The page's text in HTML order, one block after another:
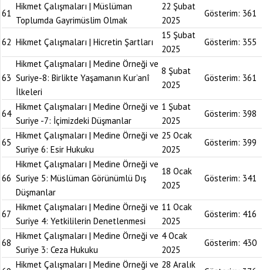
61
Hikmet Çalışmaları | Müslüman
Toplumda Gayrimüslim Olmak
22 Şubat
2025
Gösterim: 361
62 Hikmet Çalışmaları | Hicretin Şartları
15 Şubat
2025
Gösterim: 355
63
Hikmet Çalışmaları | Medine Örneği ve
Suriye-8: Birlikte Yaşamanın Kur’anî
İlkeleri
8 Şubat
2025
Gösterim: 361
64
Hikmet Çalışmaları | Medine Örneği ve
Suriye -7: İçimizdeki Düşmanlar
1 Şubat
2025
Gösterim: 398
65
Hikmet Çalışmaları | Medine Örneği ve
Suriye 6: Esir Hukuku
25 Ocak
2025
Gösterim: 399
66
Hikmet Çalışmaları | Medine Örneği ve
Suriye 5: Müslüman Görünümlü Dış
Düşmanlar
18 Ocak
2025
Gösterim: 341
67
Hikmet Çalışmaları | Medine Örneği ve
Suriye 4: Yetkililerin Denetlenmesi
11 Ocak
2025
Gösterim: 416
68
Hikmet Çalışmaları | Medine Örneği ve
Suriye 3: Ceza Hukuku
4 Ocak
2025
Gösterim: 430
Hikmet Çalışmaları | Medine Örneği ve 28 Aralık